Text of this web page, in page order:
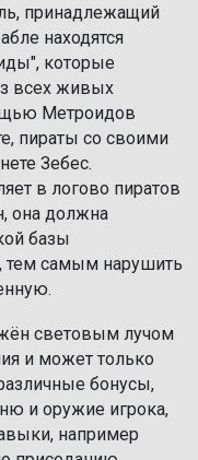
принадлежащий
находятся
которые
всех живых
Метроидов
пираты со своими
Зебес.
в логово пиратов
она должна
базы
тем самым нарушить
световым лучом
и может только
бонусы,
и оружие игрока,
например